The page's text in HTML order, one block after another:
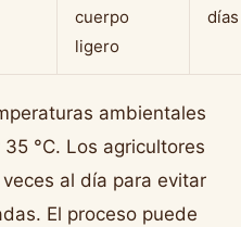
cuerpo
ligero
días
ambientales
°C. Los agricultores
al día para evitar
El proceso puede